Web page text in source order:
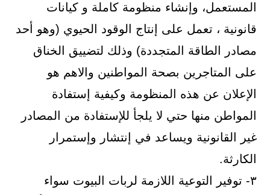
المستعمل، وإنشاء منظومة كاملة و كيانات
قانونية ، تعمل على إنتاج الوقود الحيوي (وهو أحد
مصادر الطاقة المتجددة) وذلك لتضييق الخناق
على المتاجرين بصحة المواطنين والاهم هو
الإعلان عن هذه المنظومة وكيفية إستفادة
المواطن منها حتي لا يلجأ للإستفادة من المصادر
غير القانونية ويساعد في إنتشار وإستمرار
الكارثة.
٣- توفير التوعية اللازمة لربات البيوت سواء